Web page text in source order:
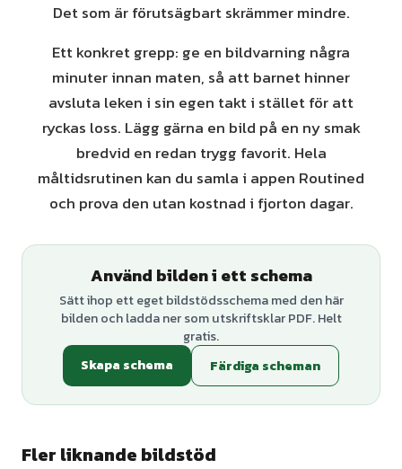
Det som är förutsägbart skrämmer mindre.
Ett konkret grepp: ge en bildvarning några
minuter innan maten, så att barnet hinner
avsluta leken i sin egen takt i stället för att
ryckas loss. Lägg gärna en bild på en ny smak
bredvid en redan trygg favorit. Hela
måltidsrutinen kan du samla i appen Routined
och prova den utan kostnad i fjorton dagar.
Använd bilden i ett schema
Sätt ihop ett eget bildstödsschema med den här
bilden och ladda ner som utskriftsklar PDF. Helt
gratis.
Skapa schema
Färdiga scheman
Fler liknande bildstöd